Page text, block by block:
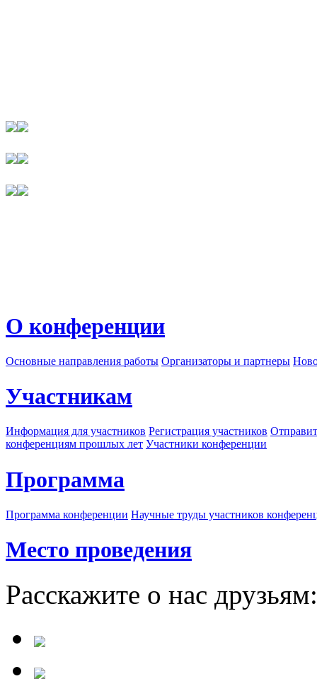
О конференции
Основные направления работы Организаторы и партнеры
Участникам
Информация для участников Регистрация участников
конференциям прошлых лет Участники конференции
Программа
Программа конференции Научные труды участников
Место проведения
Расскажите о нас друзьям: